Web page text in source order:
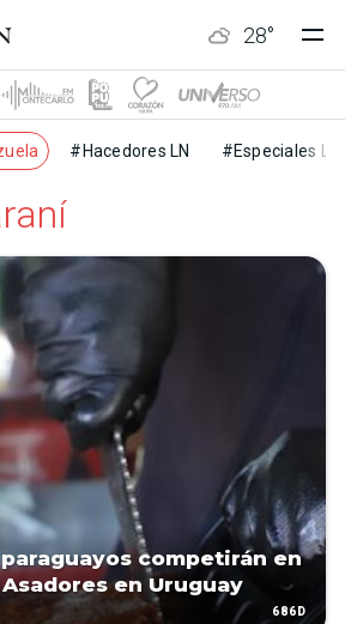
28°
#Hacedores LN #Especiales LN
competirán en
en Uruguay
686D